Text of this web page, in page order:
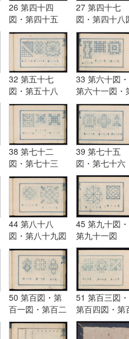
26 第四十四
図・第四十五
図・第四十六図
27 第四十七
図・第四十八
32 第五十七
図・第五十八
図・第五十九図
33 第六十図・
第六十一図・
六十二図
38 第七十二
図・第七十三
図・第七十四図
39 第七十五
図・第七十六
図・第七十七
44 第八十八
図・第八十九図
45 第九十図・
第九十一図
50 第百図・第
百一図・第百二
図
51 第百三図・
第百四図・第
五図